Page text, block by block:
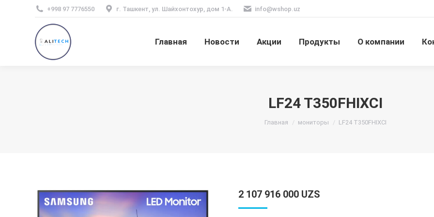
+998 97 7776550 г. Ташкент, ул. Шайхонтохур, дом 1-А. info@wshop.uz
Главная Новости Акции Продукты О компании
LF24 T350FHIXCI
Вы здесь:
Главная мониторы LF24 T350FHIXCI
2 107 916 000 UZS